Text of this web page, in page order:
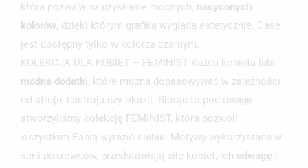
która pozwala na uzyskanie mocnych, nasyconych
kolorów, dzięki którym grafika wygląda estetycznie. Case
jest dostępny tylko w kolorze czarnym.
KOLEKCJA DLA KOBIET – FEMINIST Każda kobieta lubi
modne dodatki, które można dopasowywać w zależności
od stroju, nastroju czy okazji. Biorąc to pod uwagę
stworzyliśmy kolekcję FEMINIST, która pozwoli
wszystkim Panią wyrazić siebie. Motywy wykorzystane w
serii pokrowców, przedstawiają siłę kobiet, ich odwagę i
MOJE LISTY ŻYCZEŃ
add_circle_outlineUTWÓRZ NOWĄ LISTĘ
UTWÓRZ LISTĘ ŻYCZEŃ
NAZWA LISTY ŻYCZEŃ
UTWÓRZ LISTĘ ŻYCZEŃ
ZALOGUJ SIĘ
MUSISZ BYĆ ZALOGOWANY BY ZAPISAĆ PRODUKTY NA
SWOJEJ LIŚCIE ŻYCZEŃ.
ANULUJ ZALOGUJ SIĘ